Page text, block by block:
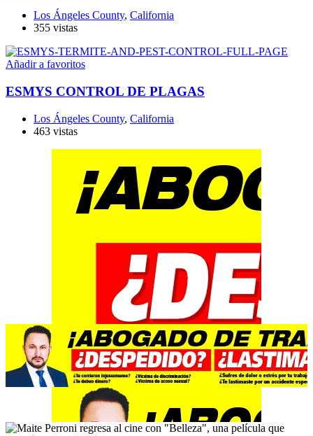
Los Ángeles County, California
355 vistas
Añadir a favoritos
ESMYS CONTROL DE PLAGAS
Los Ángeles County, California
463 vistas